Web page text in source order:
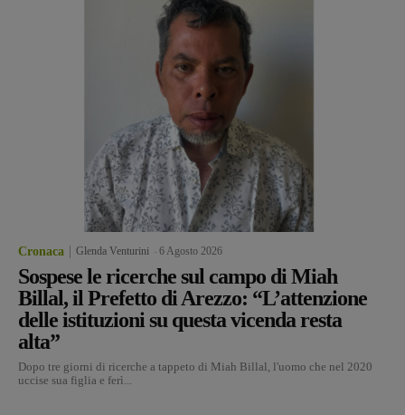
Cronaca Glenda Venturini 6 Agosto 2026
Sospese le ricerche sul campo di Miah
Billal, il Prefetto di Arezzo: “L’attenzione
delle istituzioni su questa vicenda resta
alta”
Dopo tre giorni di ricerche a tappeto di Miah Billal, l'uomo che nel 2020
uccise sua figlia e ferì...